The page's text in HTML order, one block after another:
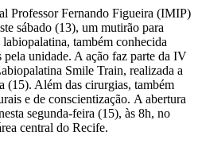
Professor Fernando Figueira (IMIP)
sábado (13), um mutirão para
também conhecida
unidade. A ação faz parte da IV
Smile Train, realizada a
(15). Além das cirurgias, também
e de conscientização. A abertura
segunda-feira (15), às 8h, no
central do Recife.